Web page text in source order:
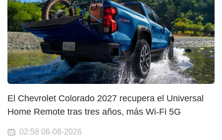
El Chevrolet Colorado 2027 recupera el Universal
Home Remote tras tres años, más Wi-Fi 5G
02:58 06-08-2026